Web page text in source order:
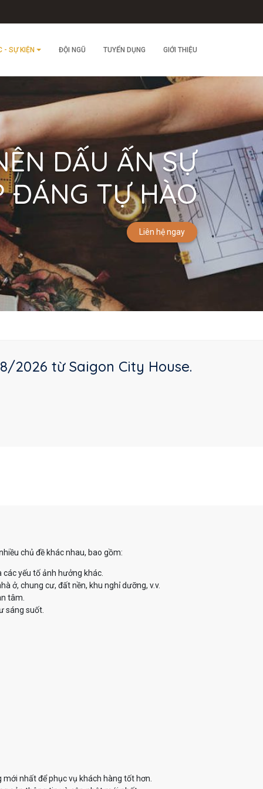
- SỰ KIỆN ĐỘI NGŨ TUYỂN DỤNG GIỚI THIỆU
DẤU ẤN SỰ
ĐÁNG TỰ HÀO
Liên hệ ngay
từ Saigon City House.
chủ đề khác nhau, bao gồm:
yếu tố ảnh hưởng khác.
ở, chung cư, đất nền, khu nghỉ dưỡng, v.v.
tâm.
sáng suốt.
nhất để phục vụ khách hàng tốt hơn.